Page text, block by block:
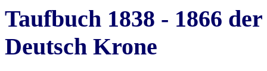
Taufbuch 1838 - 1866
Deutsch Krone